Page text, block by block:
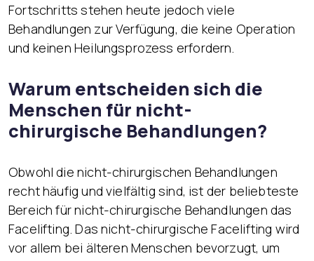
Fortschritts stehen heute jedoch viele
Behandlungen zur Verfügung, die keine Operation
und keinen Heilungsprozess erfordern.
Warum entscheiden sich die
Menschen für nicht-
chirurgische Behandlungen?
Obwohl die nicht-chirurgischen Behandlungen
recht häufig und vielfältig sind, ist der beliebteste
Bereich für nicht-chirurgische Behandlungen das
Facelifting. Das nicht-chirurgische Facelifting wird
vor allem bei älteren Menschen bevorzugt, um